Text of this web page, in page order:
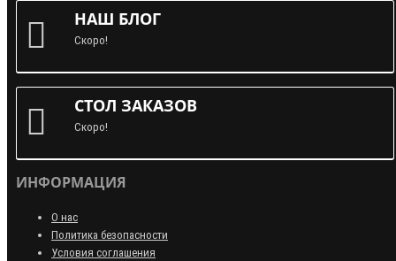
НАШ БЛОГ
Скоро!
СТОЛ ЗАКАЗОВ
Скоро!
ИНФОРМАЦИЯ
О нас
Политика безопасности
Условия соглашения